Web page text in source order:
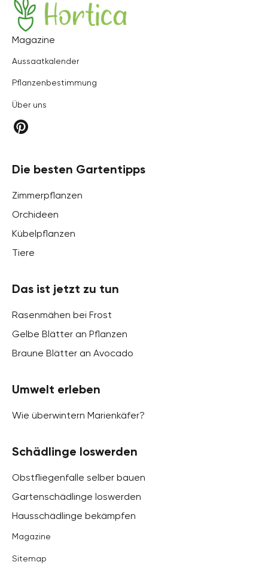
Hortica
Magazine
Aussaatkalender
Pflanzenbestimmung
Über uns
Die besten Gartentipps
Zimmerpflanzen
Orchideen
Kübelpflanzen
Tiere
Das ist jetzt zu tun
Rasenmähen bei Frost
Gelbe Blätter an Pflanzen
Braune Blätter an Avocado
Umwelt erleben
Wie überwintern Marienkäfer?
Schädlinge loswerden
Obstfliegenfalle selber bauen
Gartenschädlinge loswerden
Hausschädlinge bekämpfen
Magazine
Sitemap